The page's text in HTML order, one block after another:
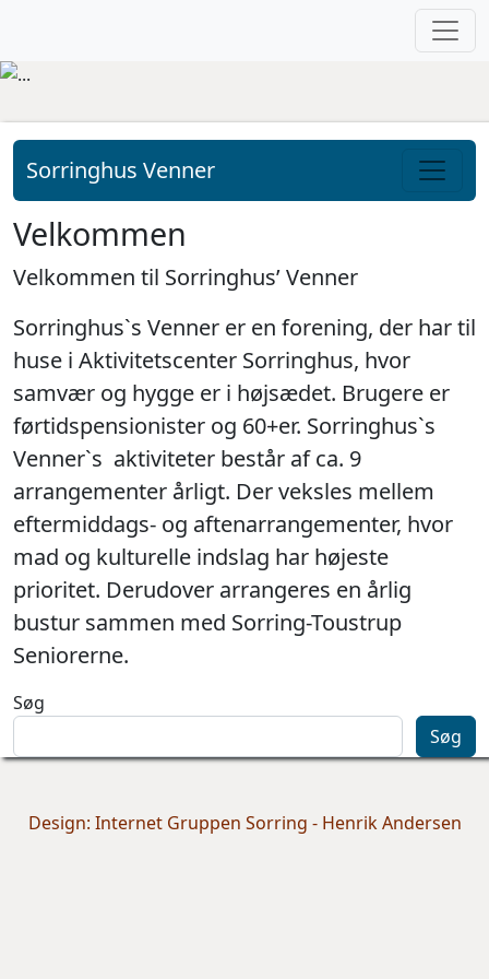
Hovednavigation
Sorringhus Venner
Velkommen
Velkommen til Sorringhus’ Venner
Sorringhus`s Venner er en forening, der har til
huse i Aktivitetscenter Sorringhus, hvor
samvær og hygge er i højsædet. Brugere er
førtidspensionister og 60+er. Sorringhus`s
Venner`s aktiviteter består af ca. 9
arrangementer årligt. Der veksles mellem
eftermiddags- og aftenarrangementer, hvor
mad og kulturelle indslag har højeste
prioritet. Derudover arrangeres en årlig
bustur sammen med Sorring-Toustrup
Seniorerne.
Søg
Søg
Design: Internet Gruppen Sorring - Henrik Andersen